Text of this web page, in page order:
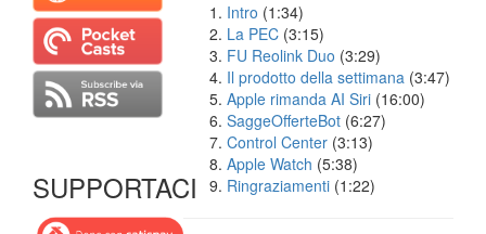
SUPPORTACI
Intro (1:34)
La PEC (3:15)
FU Reolink Duo (3:29)
Il prodotto della settimana (3:47)
Apple rimanda AI Siri (16:00)
SaggeOfferteBot (6:27)
Control Center (3:13)
Apple Watch (5:38)
Ringraziamenti (1:22)